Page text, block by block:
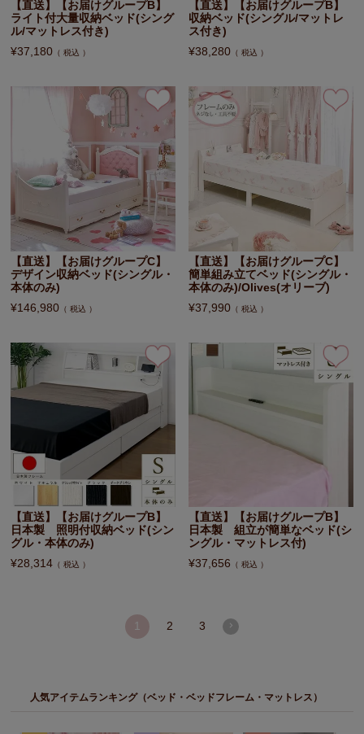
【直送】【お届けグループB】
ライト付大量収納ベッド(シング
ル/マットレス付き)
¥37,180 税込
【直送】【お届けグループB】
収納ベッド(シングル/マットレ
ス付き)
¥38,280 税込
【直送】【お届けグループC】
デザイン収納ベッド(シングル・
本体のみ)
¥146,980 税込
【直送】【お届けグループC】
簡単組み立てベッド(シングル・
本体のみ)/Olives(オリーブ)
¥37,990 税込
【直送】【お届けグループB】
日本製 照明付収納ベッド(シン
グル・本体のみ)
¥28,314 税込
【直送】【お届けグループB】
日本製 組立が簡単なベッド(シ
ングル・マットレス付)
¥37,656 税込
1 2 3
人気アイテムランキング（ベッド・ベッドフレーム・マットレス）